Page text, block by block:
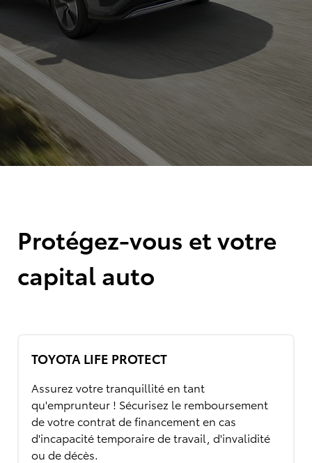
Protégez-vous et votre
capital auto
TOYOTA LIFE PROTECT
Assurez votre tranquillité en tant
qu'emprunteur ! Sécurisez le remboursement
de votre contrat de financement en cas
d'incapacité temporaire de travail, d'invalidité
ou de décès.